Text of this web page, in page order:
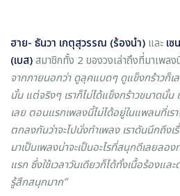
ฮาย- ธันวา เกตุสุวรรณ (ร้องนำ) และ เซน
(เบส)สมาชิกทั้ง 2 ของวงเล่าถึงที่มาเพลง
จากภายนอกว่า ดูลุคแบดๆ ดูแข็งกร้าวก็เล
นั้น แต่จริงๆ เราก็ไม่ได้แข็งกร้าวขนาดนั้
เลย ตอนแรกเพลงนี้ไม่ได้อยู่ในแพลนที่เร
ตกลงกันว่าจะไปนั่งทำเพลง เราดันนึกถึง
มาเป็นเพลงน่าจะเป็นอะไรที่สนุกดีเลยลอ
แรก ซึ่งใช้เวลาวันเดียวก็ได้ทั้งเนื้อร้องแล
รู้สึกสนุกมาก”